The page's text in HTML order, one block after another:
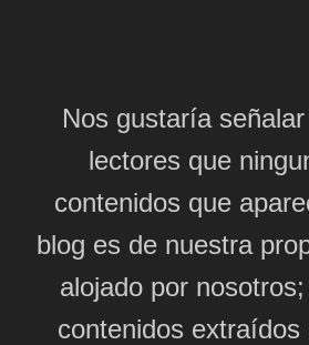
Nos gustaría
lectores que
contenidos que
blog es de nuestra
alojado por
contenidos extraídos